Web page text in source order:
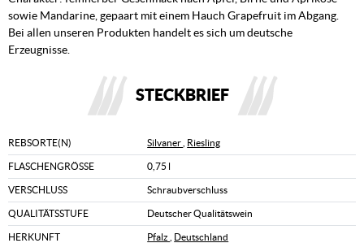
sowie Mandarine, gepaart mit einem Hauch Grapefruit im Abgang.
Bei allen unseren Produkten handelt es sich um deutsche
Erzeugnisse.
STECKBRIEF
REBSORTE(N) Silvaner Riesling
FLASCHENGRÖSSE 0,75 l
VERSCHLUSS Schraubverschluss
QUALITÄTSSTUFE Deutscher Qualitätswein
HERKUNFT Pfalz Deutschland